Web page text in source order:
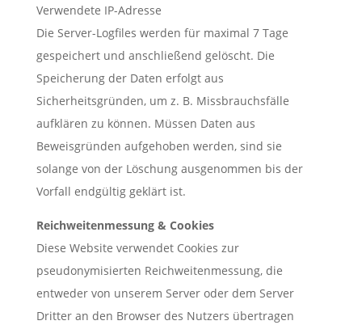
Verwendete IP-Adresse
Die Server-Logfiles werden für maximal 7 Tage
gespeichert und anschließend gelöscht. Die
Speicherung der Daten erfolgt aus
Sicherheitsgründen, um z. B. Missbrauchsfälle
aufklären zu können. Müssen Daten aus
Beweisgründen aufgehoben werden, sind sie
solange von der Löschung ausgenommen bis der
Vorfall endgültig geklärt ist.
Reichweitenmessung & Cookies
Diese Website verwendet Cookies zur
pseudonymisierten Reichweitenmessung, die
entweder von unserem Server oder dem Server
Dritter an den Browser des Nutzers übertragen